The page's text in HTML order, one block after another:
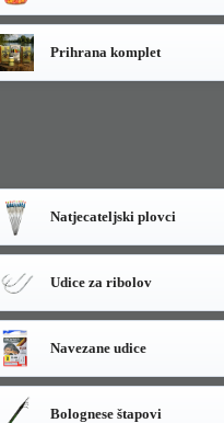
Prihrana komplet
Natjecateljski plovci
Udice za ribolov
Navezane udice
Bolognese štapovi